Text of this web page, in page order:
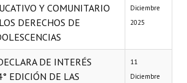
Y COMUNITARIO
DERECHOS DE
Diciembre
2025
DE INTERÉS
EDICIÓN DE LAS
11
Diciembre